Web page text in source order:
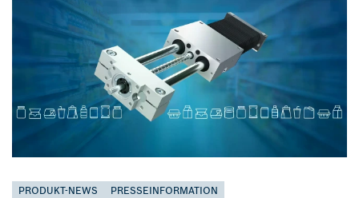
PRODUKT-NEWS PRESSEINFORMATION